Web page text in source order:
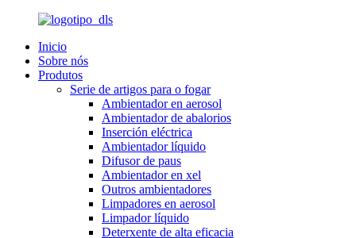
Inicio
Sobre nós
Produtos
Serie de artigos para o fogar
Ambientador en aerosol
Ambientador de abalorios
Inserción eléctrica
Ambientador líquido
Difusor de paus
Ambientador en xel
Outros ambientadores
Limpadores en aerosol
Limpador líquido
Deterxente de alta eficacia